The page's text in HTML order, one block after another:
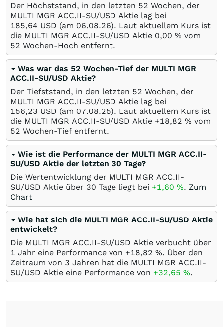
Der Höchststand, in den letzten 52 Wochen, der
MULTI MGR ACC.II-SU/USD Aktie lag bei
185,64 USD (am 06.08.26). Laut aktuellem Kurs ist
die MULTI MGR ACC.II-SU/USD Aktie 0,00 % vom
52 Wochen-Hoch entfernt.
Was war das 52 Wochen-Tief der MULTI MGR
ACC.II-SU/USD Aktie?
Der Tiefststand, in den letzten 52 Wochen, der
MULTI MGR ACC.II-SU/USD Aktie lag bei
156,23 USD (am 07.08.25). Laut aktuellem Kurs ist
die MULTI MGR ACC.II-SU/USD Aktie +18,82 % vom
52 Wochen-Tief entfernt.
Wie ist die Performance der MULTI MGR ACC.II-
SU/USD Aktie der letzten 30 Tage?
Die Wertentwicklung der MULTI MGR ACC.II-
SU/USD Aktie über 30 Tage liegt bei +1,60 %. Zum
Chart
Wie hat sich die MULTI MGR ACC.II-SU/USD Aktie
entwickelt?
Die MULTI MGR ACC.II-SU/USD Aktie verbucht über
1 Jahr eine Performance von +18,82 %. Über den
Zeitraum von 3 Jahren hat die MULTI MGR ACC.II-
SU/USD Aktie eine Performance von +32,65 %.